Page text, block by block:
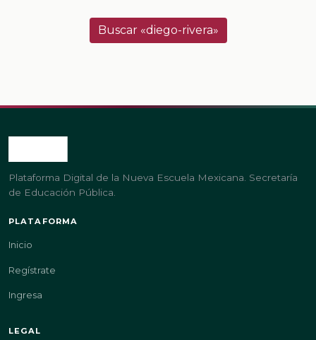
Buscar «diego-rivera»
Plataforma Digital de la Nueva Escuela Mexicana. Secretaría
de Educación Pública.
PLATAFORMA
Inicio
Regístrate
Ingresa
LEGAL